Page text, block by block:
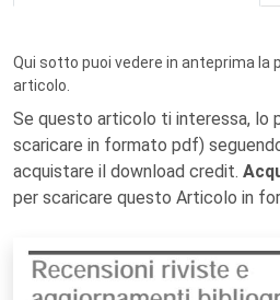
Qui sotto puoi vedere in anteprima la
articolo.
Se questo articolo ti interessa, lo
scaricare in formato pdf)
acquistare il download credit.
per scaricare questo Articolo in